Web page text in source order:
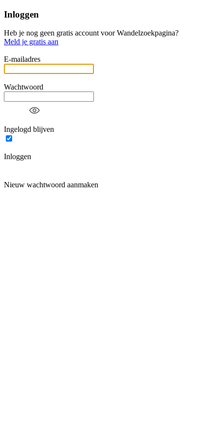
Inloggen
Heb je nog geen gratis account voor Wandelzoekpagina?
Meld je gratis aan
E-mailadres
Wachtwoord
Ingelogd blijven
Inloggen
Nieuw wachtwoord aanmaken